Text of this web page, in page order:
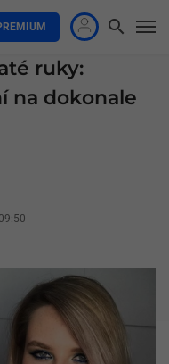
ruky:
na dokonale